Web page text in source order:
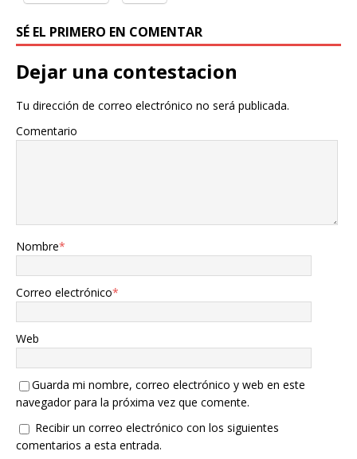
SÉ EL PRIMERO EN COMENTAR
Dejar una contestacion
Tu dirección de correo electrónico no será publicada.
Comentario
Nombre*
Correo electrónico*
Web
Guarda mi nombre, correo electrónico y web en este
navegador para la próxima vez que comente.
Recibir un correo electrónico con los siguientes
comentarios a esta entrada.